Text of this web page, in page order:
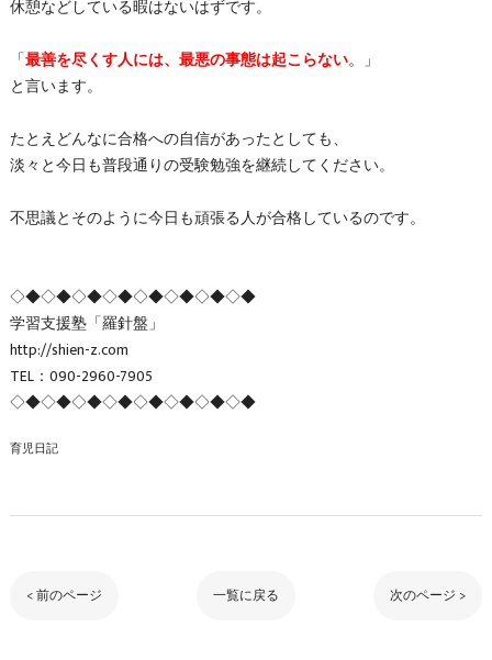
休憩などしている暇はないはずです。
「最善を尽くす人には、最悪の事態は起こらない。」
と言います。
たとえどんなに合格への自信があったとしても、
淡々と今日も普段通りの受験勉強を継続してください。
不思議とそのように今日も頑張る人が合格しているのです。
◇◆◇◆◇◆◇◆◇◆◇◆◇◆◇◆
学習支援塾「羅針盤」
http://shien-z.com
TEL：090-2960-7905
◇◆◇◆◇◆◇◆◇◆◇◆◇◆◇◆
育児日記
< 前のページ 一覧に戻る 次のページ >